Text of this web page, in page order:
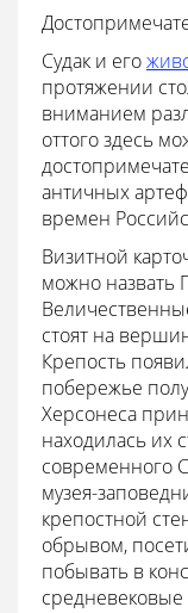
Судак и его
протяжении
вниманием
оттого здесь
античных
времен
Визитной
можно назвать
стоят на
Крепость
побережье
Херсонеса
находилась их
современного
музея-
крепостной
обрывом,
побывать в